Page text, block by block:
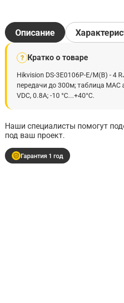
Описание
? Кратко о товаре
Hikvision DS-3E0106P-E/M(B) - 4
передачи до 300м; таблица MAC
VDC, 0.8A; -10 °C...+40°C.
Наши специалисты помогут
под ваш проект.
Гарантия 1 год